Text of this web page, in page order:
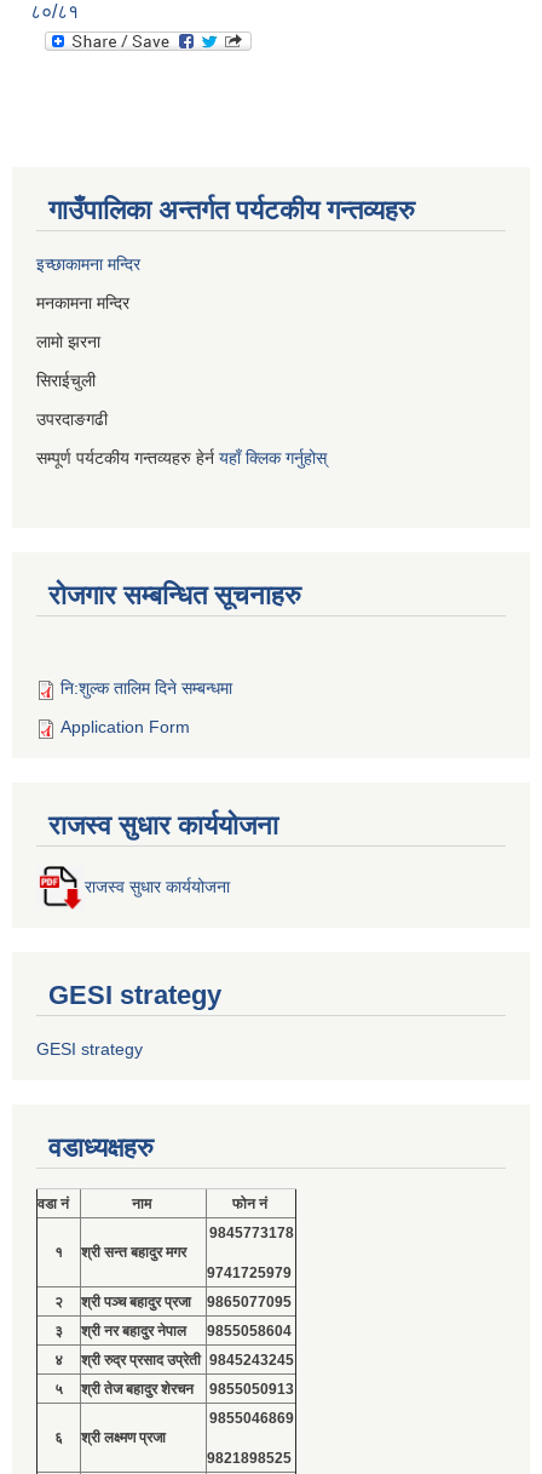
८०/८१
गाउँपालिका अन्तर्गत पर्यटकीय गन्तव्यहरु
इच्छाकामना मन्दिर
मनकामना मन्दिर
लामो झरना
सिराईचुली
उपरदाङगढी
सम्पूर्ण पर्यटकीय गन्तव्यहरु हेर्न यहाँ क्लिक गर्नुहोस्
रोजगार सम्बन्धित सूचनाहरु
नि:शुल्क तालिम दिने सम्बन्धमा
Application Form
राजस्व सुधार कार्ययोजना
राजस्व सुधार कार्ययोजना
GESI strategy
GESI strategy
वडाध्यक्षहरु
वडा नं नाम फोन नं
१ श्री सन्त बहादुर मगर
9845773178
9741725979
२
श्री पञ्च बहादुर प्रजा
9865077095
३
श्री नर बहादुर नेपाल
9855058604
४
श्री रुद्र प्रसाद उप्रेती 9845243245
५
श्री तेज बहादुर शेरचन 9855050913
६ श्री लक्ष्मण प्रजा
9855046869
9821898525